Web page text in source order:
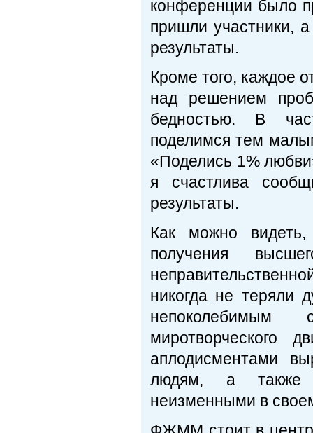
конференции было
пришли участники,
результаты.
Кроме того, каждое
над решением
бедностью. В
поделимся тем
«Поделись 1%
я счастлива
результаты.
Как можно
получения
никогда не теряли
непоколебимым
миротворческого
аплодисментами
людям, а также
неизменными в